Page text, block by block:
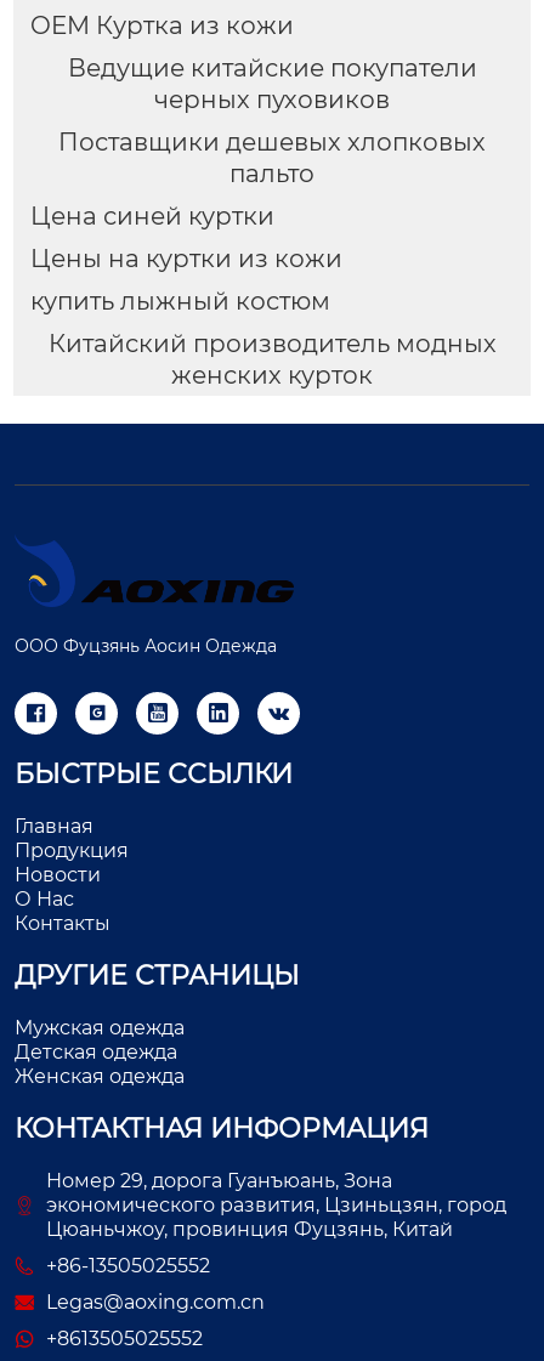
OEM Куртка из кожи
Ведущие китайские покупатели
черных пуховиков
Поставщики дешевых хлопковых
пальто
Цена синей куртки
Цены на куртки из кожи
купить лыжный костюм
Китайский производитель модных
женских курток
ООО Фуцзянь Аосин Одежда
    
БЫСТРЫЕ ССЫЛКИ
Главная
Продукция
Новости
О Нас
Контакты
ДРУГИЕ СТРАНИЦЫ
Мужская одежда
Детская одежда
Женская одежда
КОНТАКТНАЯ ИНФОРМАЦИЯ
Номер 29, дорога Гуанъюань, Зона
экономического развития, Цзиньцзян, город
Цюаньчжоу, провинция Фуцзянь, Китай
+86-13505025552
Legas@aoxing.com.cn
+8613505025552